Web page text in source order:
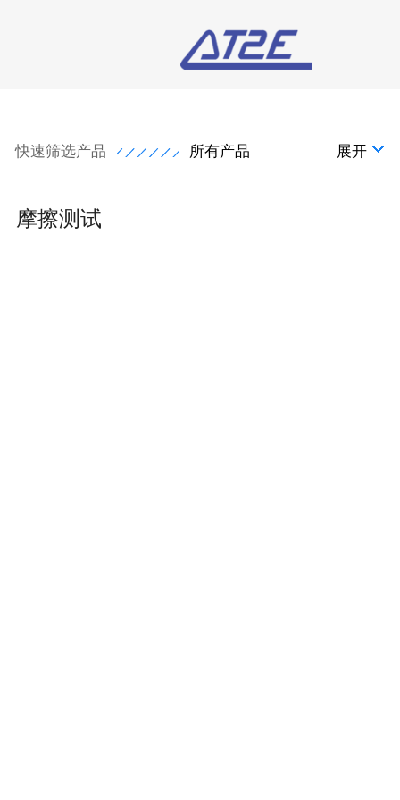
快速筛选产品 所有产品 展开
摩擦测试